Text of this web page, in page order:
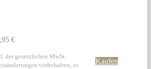
€
der gesetzlichen MwSt.
vorbehalten, es
Kaufen